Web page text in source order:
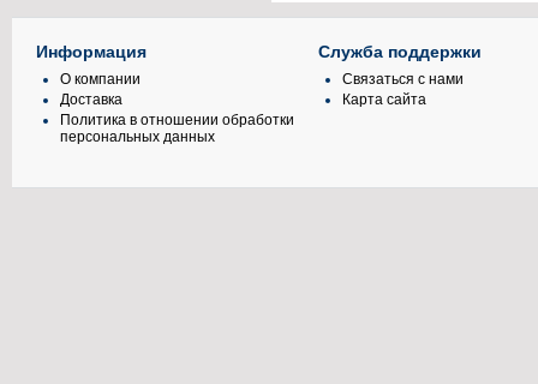
Информация
О компании
Доставка
Политика в отношении обработки
персональных данных
Служба поддержки
Связаться с нами
Карта сайта